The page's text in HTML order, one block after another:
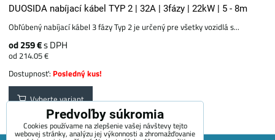
DUOSIDA nabíjací kábel TYP 2 | 32A | 3fázy | 22kW | 5 - 8m
Obľúbený nabíjací kábel 3 fázy Typ 2 je určený pre všetky vozidlá s...
od 259 €s DPH
od 214.05 €
Dostupnosť: Posledný kus!
Vyberte variant
Predvoľby súkromia
Cookies používame na zlepšenie vašej návštevy tejto
webovej stránky, analýzu jej výkonnosti a zhromažďovanie